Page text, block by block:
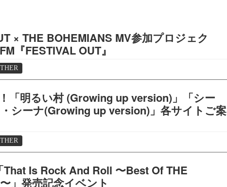
× THE BOHEMIANS MV参加プロジェク
『FESTIVAL OUT』
「明るい村 (Growing up version)」「シー
シーナ(Growing up version)」各サイトご案
Is Rock And Roll 〜Best Of THE
」発売記念イベント